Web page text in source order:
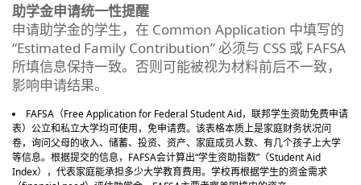
助学金申请统一性提醒
申请助学金的学生，在 Common Application 中填写的
“Estimated Family Contribution” 必须与 CSS 或 FAFSA
所填信息保持一致。否则可能被视为材料前后不一致，
影响申请结果。
FAFSA（Free Application for Federal Student Aid，联邦学生资助免费申请
表）公立和私立大学均可使用，免申请费。该表格本质上是家庭财务状况问
卷，询问父母的收入、储蓄、投资、资产、家庭成员人数、有几个孩子上大学
等信息。根据提交的信息，FAFSA会计算出“学生资助指数”（Student Aid
Index），代表家庭能承担多少大学教育费用。学校再根据学生的资金需求